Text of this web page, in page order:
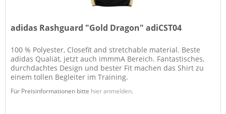
adidas Rashguard "Gold Dragon" adiCST04
100 % Polyester, Closefit and stretchable material. Beste
adidas Qualiät, jetzt auch immmA Bereich. Fantastisches,
durchdachtes Design und bester Fit machen das Shirt zu
einem tollen Begleiter im Training.
Für Preisinformationen bitte hier anmelden.